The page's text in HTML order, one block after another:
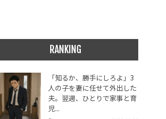
RANKING
「知るか、勝手にしろよ」3
人の子を妻に任せて外出した
夫。翌週、ひとりで家事と育
児...